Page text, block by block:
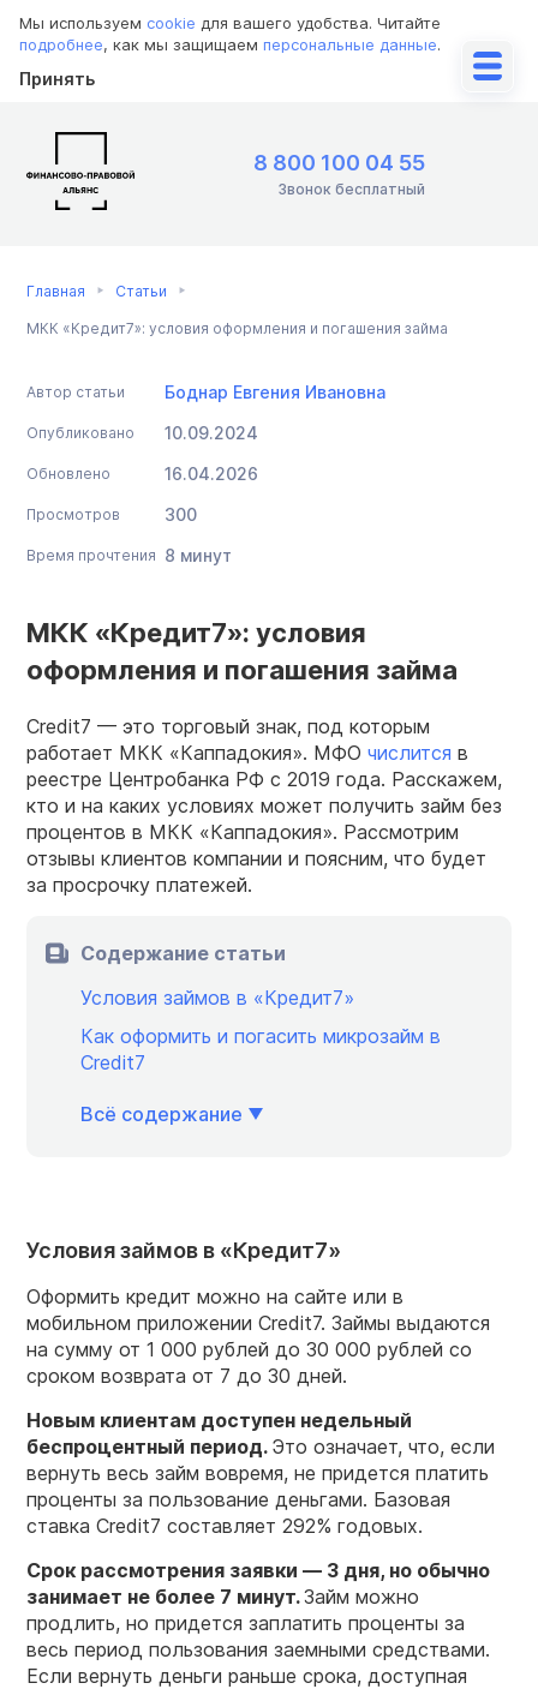
Мы используем cookie для вашего удобства. Читайте
подробнее, как мы защищаем персональные данные.
Принять
8 800 100 04 55
Звонок бесплатный
Главная Статьи
МКК «Кредит7»: условия оформления и погашения займа
Автор статьи Боднар Евгения Ивановна
Опубликовано 10.09.2024
Обновлено 16.04.2026
Просмотров 300
Время прочтения 8 минут
МКК «Кредит7»: условия
оформления и погашения займа
Credit7 — это торговый знак, под которым
работает МКК «Каппадокия». МФО числится в
реестре Центробанка РФ с 2019 года. Расскажем,
кто и на каких условиях может получить займ без
процентов в МКК «Каппадокия». Рассмотрим
отзывы клиентов компании и поясним, что будет
за просрочку платежей.
Содержание статьи
Условия займов в «Кредит7»
Как оформить и погасить микрозайм в
Credit7
Всё содержание
Условия займов в «Кредит7»
Оформить кредит можно на сайте или в
мобильном приложении Credit7. Займы выдаются
на сумму от 1 000 рублей до 30 000 рублей со
сроком возврата от 7 до 30 дней.
Новым клиентам доступен недельный
беспроцентный период. Это означает, что, если
вернуть весь займ вовремя, не придется платить
проценты за пользование деньгами. Базовая
ставка Credit7 составляет 292% годовых.
Срок рассмотрения заявки — 3 дня, но обычно
занимает не более 7 минут.Займ можно
продлить, но придется заплатить проценты за
весь период пользования заемными средствами.
Если вернуть деньги раньше срока, доступная